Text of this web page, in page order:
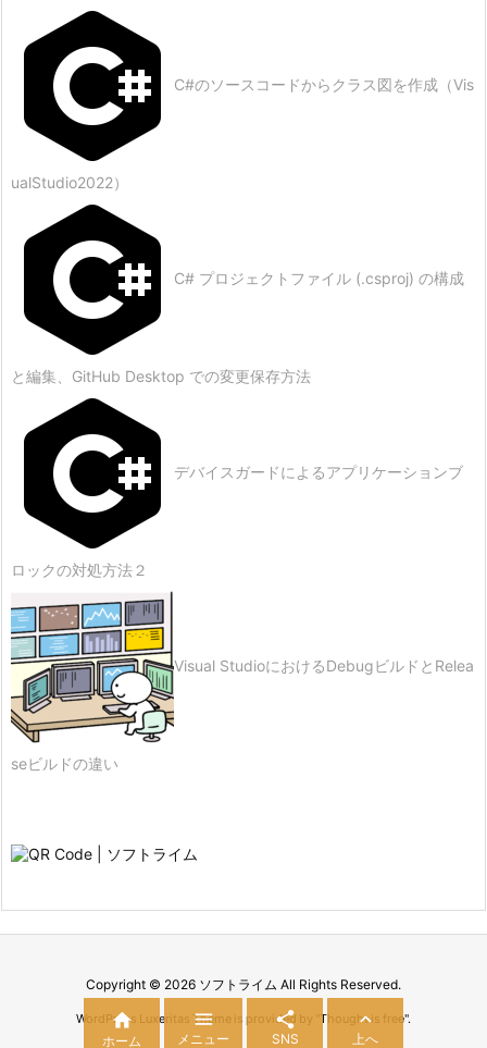
C#のソースコードからクラス図を作成（Vis
ualStudio2022）
C# プロジェクトファイル (.csproj) の構成
と編集、GitHub Desktop での変更保存方法
デバイスガードによるアプリケーションブ
ロックの対処方法２
Visual StudioにおけるDebugビルドとRelea
seビルドの違い
Copyright © 2026 ソフトライム All Rights Reserved.
WordPress Luxeritas Theme is provided by " Thought is free".

ホーム

メニュー

SNS

上へ